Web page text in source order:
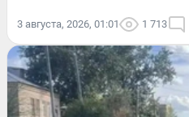
3 августа, 2026, 01:01 1 713